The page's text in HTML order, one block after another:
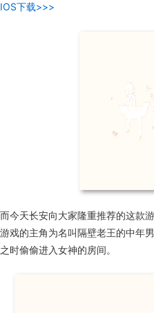
IOS下载>>>
而今天长安向大家隆重推荐的这款
游戏的主角为名叫隔壁老王的中年
之时偷偷进入女神的房间。